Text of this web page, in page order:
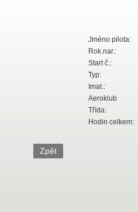
Jméno pilota:
Rok.nar.:
Start č.:
Typ:
Imat.:
Aeroklub
Třída:
Hodin celkem: